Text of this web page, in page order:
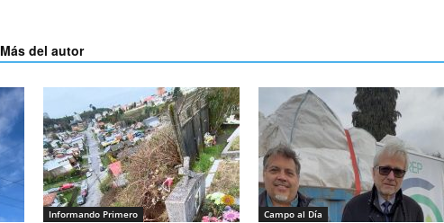
Más del autor
Informando Primero Campo al Día